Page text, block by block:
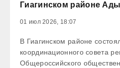
Гиагинском районе
01 июл 2026, 18:07
В Гиагинском районе
координационного совета
Общероссийского